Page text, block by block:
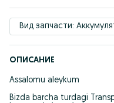
Вид запчасти:
ОПИСАНИЕ
Assalomu aleykum
Bizda barcha turdagi